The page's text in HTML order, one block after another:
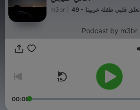
m3br 49 - تعلق قلبي طفلة عربيتا
Podcast by m3br
00:00